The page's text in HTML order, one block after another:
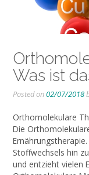
Was ist
Posted on02/07/2018
Orthomolekulare
Die
Stoffwechsels hin
und entzieht vielen